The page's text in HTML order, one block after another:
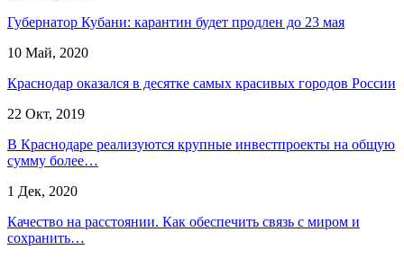
Губернатор Кубани: карантин будет продлен до 23 мая
10 Май, 2020
Краснодар оказался в десятке самых красивых городов России
22 Окт, 2019
В Краснодаре реализуются крупные инвестпроекты на общую
сумму более…
1 Дек, 2020
Качество на расстоянии. Как обеспечить связь с миром и
сохранить…